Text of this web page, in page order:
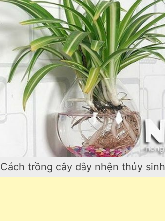
Cách trồng cây dây nhện thủy sinh